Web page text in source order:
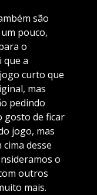
são
pouco,
o
que a
curto que
mas
pedindo
gosto de ficar
jogo, mas
desse
o
outros
mais.